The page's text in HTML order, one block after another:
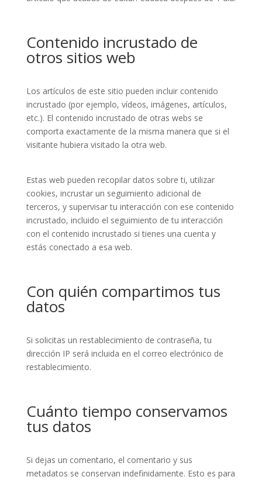
Contenido incrustado de
otros sitios web
Los artículos de este sitio pueden incluir contenido
incrustado (por ejemplo, vídeos, imágenes, artículos,
etc.). El contenido incrustado de otras webs se
comporta exactamente de la misma manera que si el
visitante hubiera visitado la otra web.
Estas web pueden recopilar datos sobre ti, utilizar
cookies, incrustar un seguimiento adicional de
terceros, y supervisar tu interacción con ese contenido
incrustado, incluido el seguimiento de tu interacción
con el contenido incrustado si tienes una cuenta y
estás conectado a esa web.
Con quién compartimos tus
datos
Si solicitas un restablecimiento de contraseña, tu
dirección IP será incluida en el correo electrónico de
restablecimiento.
Cuánto tiempo conservamos
tus datos
Si dejas un comentario, el comentario y sus
metadatos se conservan indefinidamente. Esto es para